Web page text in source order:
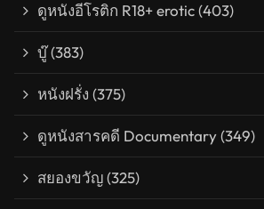
ดูหนังอีโรติก R18+ erotic(403)
บู๊(383)
หนังฝรั่ง (375)
ดูหนังสารคดี Documentary(349)
สยองขวัญ(325)